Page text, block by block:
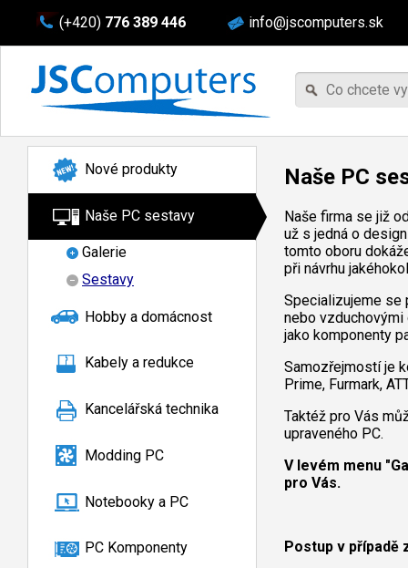
(+420) 776 389 446 info@jscomputers.sk
Nové produkty
Naše PC sestavy
Galerie
Sestavy
Hobby a domácnost
Kabely a redukce
Kancelářská technika
Modding PC
Notebooky a PC
PC Komponenty
Naše PC
Naše firma se již
už s jedná o
tomto oboru
při návrhu
Specializujeme se
nebo vzduchovými
jako komponenty
Samozřejmostí je
Prime, Furmark,
Taktéž pro Vás
upraveného PC.
V levém menu
pro Vás.
Postup v případě